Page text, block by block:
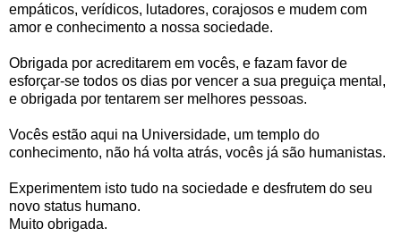
empáticos, verídicos, lutadores, corajosos e mudem com
amor e conhecimento a nossa sociedade.
Obrigada por acreditarem em vocês, e fazam favor de
esforçar-se todos os dias por vencer a sua preguiça mental,
e obrigada por tentarem ser melhores pessoas.
Vocês estão aqui na Universidade, um templo do
conhecimento, não há volta atrás, vocês já são humanistas.
Experimentem isto tudo na sociedade e desfrutem do seu
novo status humano.
Muito obrigada.